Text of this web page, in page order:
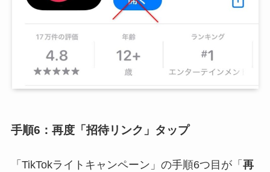
手順6：再度「招待リンク」タップ
「TikTokライトキャンペーン」の手順6つ目が「 再